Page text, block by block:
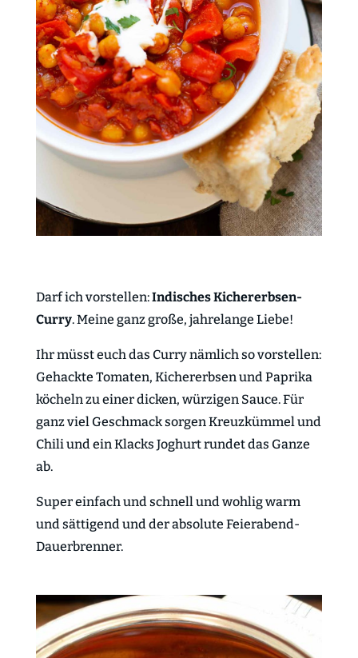
Darf ich vorstellen:Indisches Kichererbsen-
Curry. Meine ganz große, jahrelange Liebe!
Ihr müsst euch das Curry nämlich so vorstellen:
Gehackte Tomaten, Kichererbsen und Paprika
köcheln zu einer dicken, würzigen Sauce. Für
ganz viel Geschmack sorgen Kreuzkümmel und
Chili und ein Klacks Joghurt rundet das Ganze
ab.
Super einfach und schnell und wohlig warm
und sättigend und der absolute Feierabend-
Dauerbrenner.